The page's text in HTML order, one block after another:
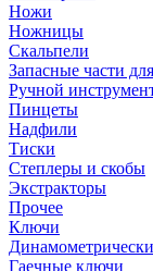
Ножи
Ножницы
Скальпели
Запасные части
Ручной
Пинцеты
Надфили
Тиски
Степлеры и скобы
Экстракторы
Прочее
Ключи
Гаечные ключи